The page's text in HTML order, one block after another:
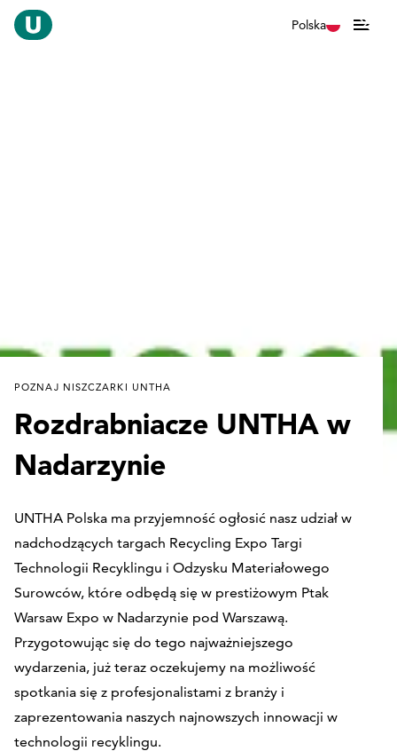
Polska
POZNAJ NISZCZARKI UNTHA
Rozdrabniacze UNTHA w
Nadarzynie
UNTHA Polska ma przyjemność ogłosić nasz udział w
nadchodzących targach Recycling Expo Targi
Technologii Recyklingu i Odzysku Materiałowego
Surowców, które odbędą się w prestiżowym Ptak
Warsaw Expo w Nadarzynie pod Warszawą.
Przygotowując się do tego najważniejszego
wydarzenia, już teraz oczekujemy na możliwość
spotkania się z profesjonalistami z branży i
zaprezentowania naszych najnowszych innowacji w
technologii recyklingu.